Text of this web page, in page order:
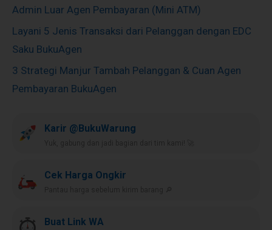
Admin Luar Agen Pembayaran (Mini ATM)
Layani 5 Jenis Transaksi dari Pelanggan dengan EDC
Saku BukuAgen
3 Strategi Manjur Tambah Pelanggan & Cuan Agen
Pembayaran BukuAgen
Karir @BukuWarung
Cek Harga Ongkir
Buat Link WA